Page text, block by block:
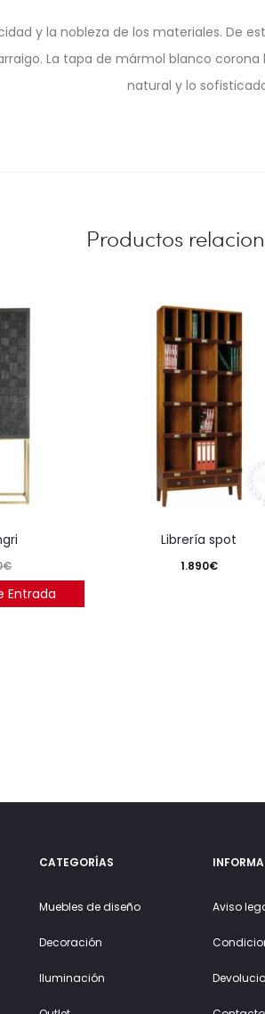
y la nobleza de los materiales. De
La tapa de mármol blanco
natural y lo
Productos
€
Entrada
librería spot
1.890€
CATEGORÍAS
Muebles de diseño
Decoración
Iluminación
Aviso